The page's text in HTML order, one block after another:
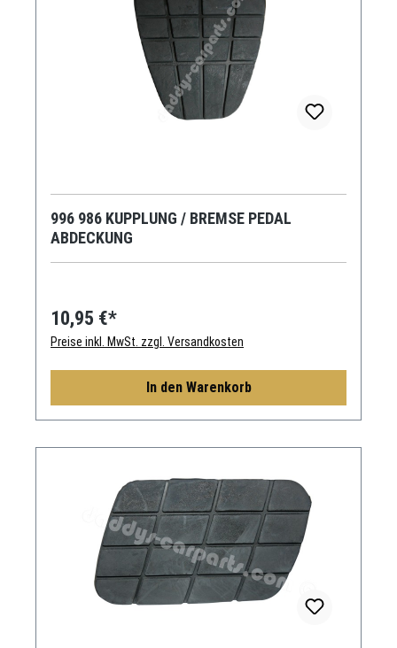
996 986 KUPPLUNG / BREMSE PEDAL
ABDECKUNG
10,95 €*
Preise inkl. MwSt. zzgl. Versandkosten
In den Warenkorb